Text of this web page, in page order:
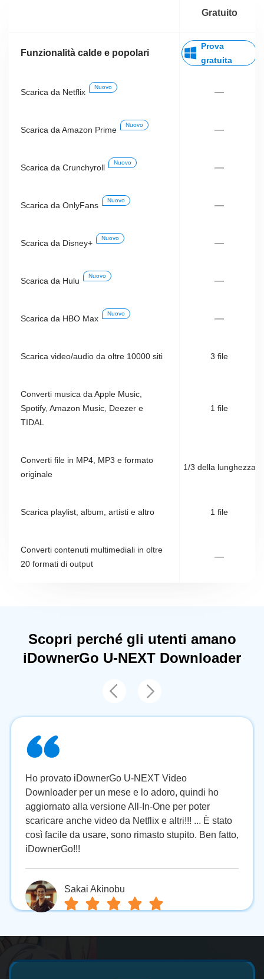
Gratuito
Funzionalità calde e popolari
Prova
gratuita
Scarica da Netflix
Nuovo —
Scarica da Amazon Prime
Nuovo —
Scarica da Crunchyroll
Nuovo —
Scarica da OnlyFans
Nuovo —
Scarica da Disney+
Nuovo —
Scarica da Hulu
Nuovo —
Scarica da HBO Max
Nuovo —
Scarica video/audio da oltre 10000 siti 3 file
Converti musica da Apple Music,
Spotify, Amazon Music, Deezer e
TIDAL
1 file
Converti file in MP4, MP3 e formato
originale
1/3 della lunghezza
Scarica playlist, album, artisti e altro 1 file
Converti contenuti multimediali in oltre
20 formati di output
—
Scopri perché gli utenti amano
iDownerGo U-NEXT Downloader
Ho provato iDownerGo U-NEXT Video
Downloader per un mese e lo adoro, quindi ho
aggiornato alla versione All-In-One per poter
scaricare anche video da Netflix e altri!!! ... È stato
così facile da usare, sono rimasto stupito. Ben fatto,
iDownerGo!!!
Sakai Akinobu